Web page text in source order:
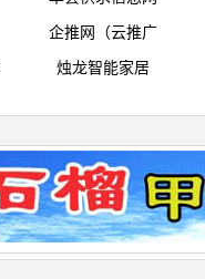
企推网（云推广
烛龙智能家居